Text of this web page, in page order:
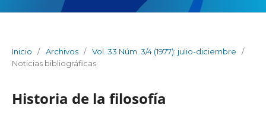
Inicio / Archivos / Vol. 33 Núm. 3/4 (1977): julio-diciembre
/
Noticias bibliográficas
Historia de la filosofía